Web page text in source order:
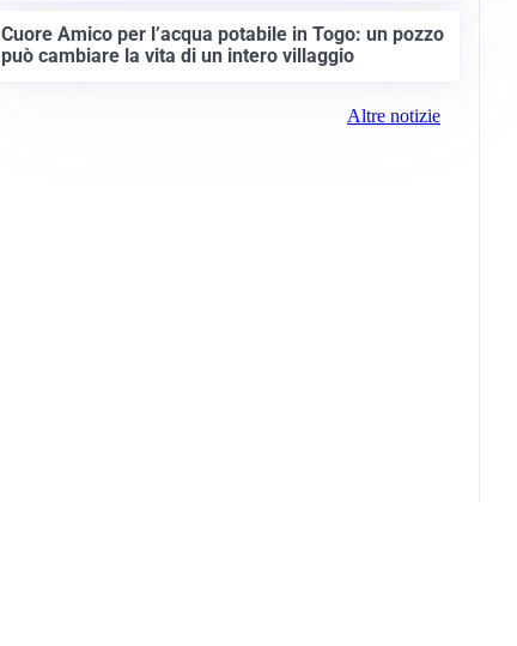
Cuore Amico per l’acqua potabile in Togo: un pozzo
può cambiare la vita di un intero villaggio
Altre notizie